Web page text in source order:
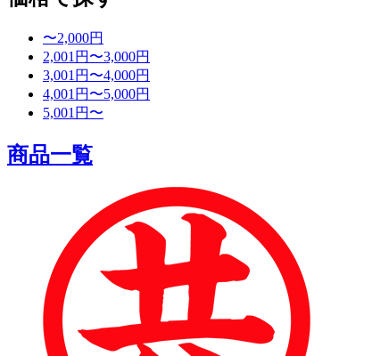
〜2,000円
2,001円〜3,000円
3,001円〜4,000円
4,001円〜5,000円
5,001円〜
商品一覧